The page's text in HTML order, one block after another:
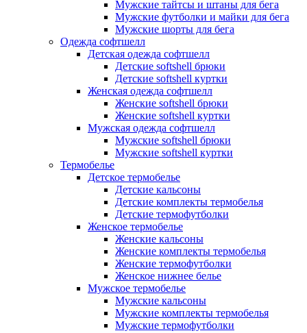
Мужские тайтсы и штаны для бега
Мужские футболки и майки для бега
Мужские шорты для бега
Одежда софтшелл
Детская одежда софтшелл
Детские softshell брюки
Детские softshell куртки
Женская одежда софтшелл
Женские softshell брюки
Женские softshell куртки
Мужская одежда софтшелл
Мужские softshell брюки
Мужские softshell куртки
Термобелье
Детское термобелье
Детские кальсоны
Детские комплекты термобелья
Детские термофутболки
Женское термобелье
Женские кальсоны
Женские комплекты термобелья
Женские термофутболки
Женское нижнее белье
Мужское термобелье
Мужские кальсоны
Мужские комплекты термобелья
Мужские термофутболки